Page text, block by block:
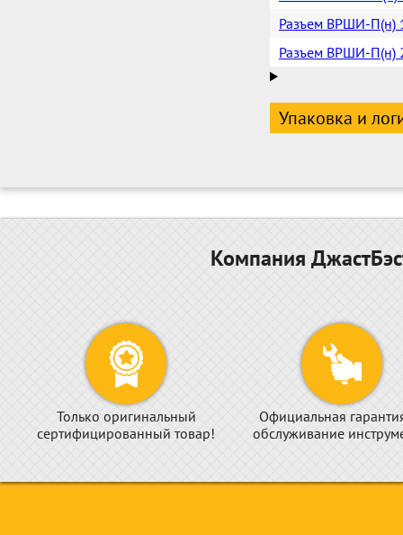
Разъем ВРШИ-П(н)
Разъем ВРШИ-П(н)
Упаковка и
Компания
Только оригинальный
сертифицированный товар!
Официальная
обслуживание